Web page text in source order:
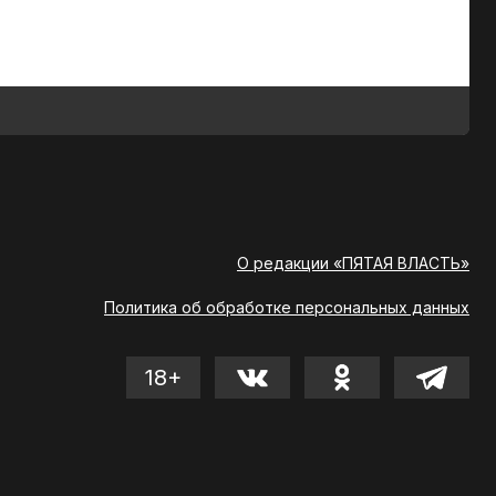
О редакции «ПЯТАЯ ВЛАСТЬ»
Политика об обработке персональных данных
18+